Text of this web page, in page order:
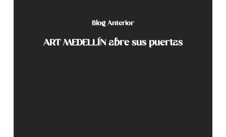
Blog Anterior
ART MEDELLÍN abre sus puertas